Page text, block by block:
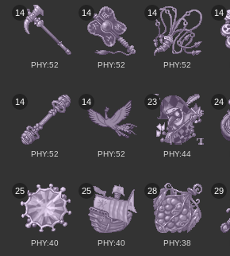
14
PHY:52
14
PHY:52
14
PHY:52
14
14
PHY:52
14
PHY:52
23
PHY:44
24
25
PHY:40
25
PHY:40
28
PHY:38
29